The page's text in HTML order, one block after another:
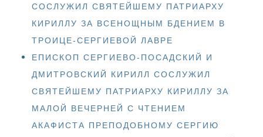
СОСЛУЖИЛ СВЯТЕЙШЕМУ ПАТРИАРХУ
КИРИЛЛУ ЗА ВСЕНОЩНЫМ БДЕНИЕМ В
ТРОИЦЕ-СЕРГИЕВОЙ ЛАВРЕ
ЕПИСКОП СЕРГИЕВО-ПОСАДСКИЙ И
ДМИТРОВСКИЙ КИРИЛЛ СОСЛУЖИЛ
СВЯТЕЙШЕМУ ПАТРИАРХУ КИРИЛЛУ ЗА
МАЛОЙ ВЕЧЕРНЕЙ С ЧТЕНИЕМ
АКАФИСТА ПРЕПОДОБНОМУ СЕРГИЮ